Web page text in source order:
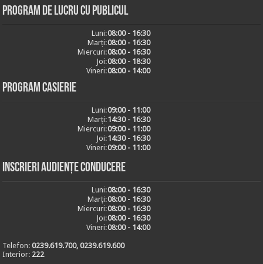
Program de lucru cu publicul
Luni:08:00 - 16:30
Marți:08:00 - 16:30
Miercuri:08:00 - 16:30
Joi:08:00 - 18:30
Vineri:08:00 - 14:00
Program casierie
Luni:09:00 - 11:00
Marți:14:30 - 16:30
Miercuri:09:00 - 11:00
Joi:14:30 - 16:30
Vineri:09:00 - 11:00
Inscrieri audiențe conducere
Luni:08:00 - 16:30
Marți:08:00 - 16:30
Miercuri:08:00 - 16:30
Joi:08:00 - 16:30
Vineri:08:00 - 14:00
Telefon:0239.619.700, 0239.619.600
Interior: 222